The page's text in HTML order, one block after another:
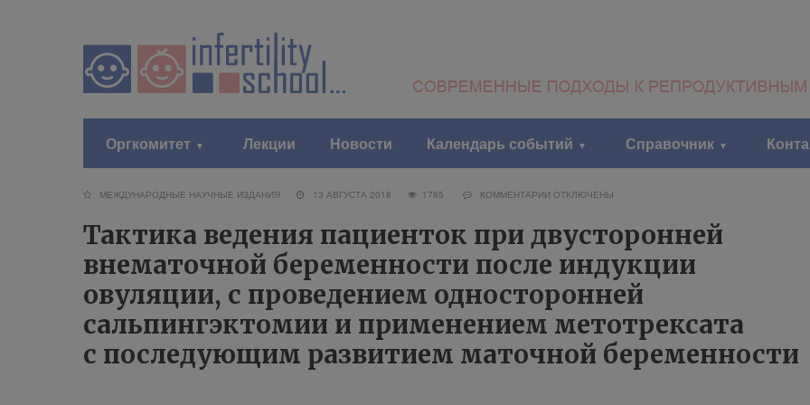
Оргкомитет Лекции Новости Календарь событий Справочник
МЕЖДУНАРОДНЫЕ НАУЧНЫЕ ИЗДАНИЯ 13 АВГУСТА 2018 1785 КОММЕНТАРИИ ОТКЛЮЧЕНЫ
Тактика ведения пациенток при двусторонней
внематочной беременности после индукции
овуляции, с проведением односторонней
сальпингэктомии и применением метотрексата
с последующим развитием маточной беременности